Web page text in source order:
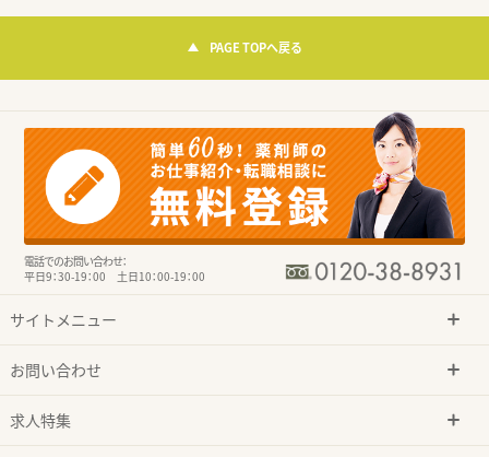
PAGE TOPへ戻る
電話でのお問い合わせ：
平日9：30-19：00 土日10：00-19：00
サイトメニュー
お問い合わせ
求人特集